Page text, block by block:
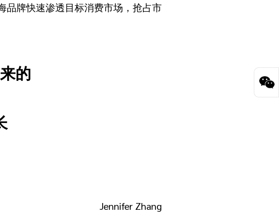
品牌快速渗透目标消费市场，抢占市
的
Jennifer Zhang